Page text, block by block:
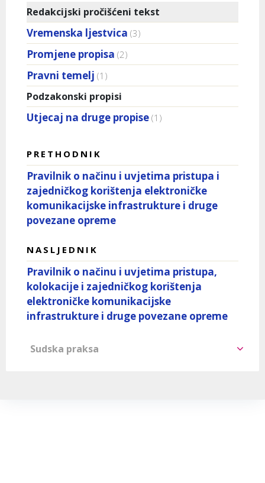
Redakcijski pročišćeni tekst
Vremenska ljestvica (3)
Promjene propisa (2)
Pravni temelj (1)
Podzakonski propisi
Utjecaj na druge propise (1)
PRETHODNIK
Pravilnik o načinu i uvjetima pristupa i
zajedničkog korištenja elektroničke
komunikacijske infrastrukture i druge
povezane opreme
NASLJEDNIK
Pravilnik o načinu i uvjetima pristupa,
kolokacije i zajedničkog korištenja
elektroničke komunikacijske
infrastrukture i druge povezane opreme
Sudska praksa